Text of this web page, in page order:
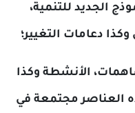
للتنمية،
التغيير؛
وكذا
مجتمعة في